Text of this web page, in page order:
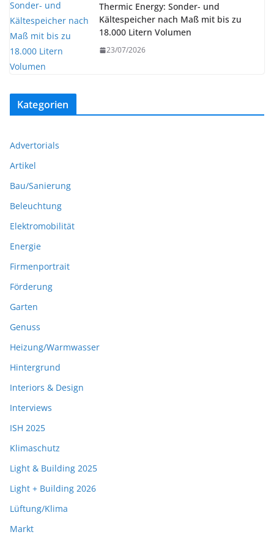
Thermic Energy: Sonder- und
Kältespeicher nach Maß mit bis zu
18.000 Litern Volumen
23/07/2026
Kategorien
Advertorials
Artikel
Bau/Sanierung
Beleuchtung
Elektromobilität
Energie
Firmenportrait
Förderung
Garten
Genuss
Heizung/Warmwasser
Hintergrund
Interiors & Design
Interviews
ISH 2025
Klimaschutz
Light & Building 2025
Light + Building 2026
Lüftung/Klima
Markt